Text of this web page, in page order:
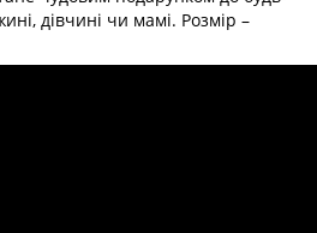
дівчині чи мамі. Розмір –